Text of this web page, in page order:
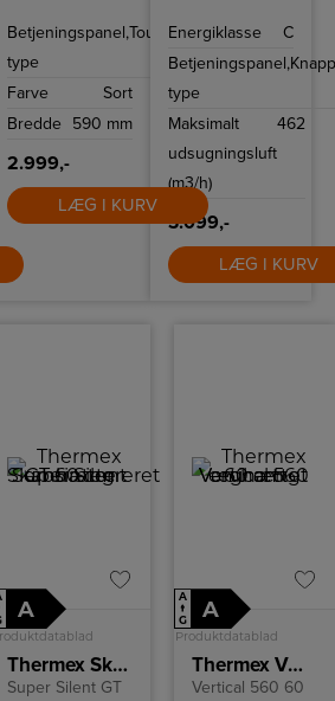
glas touch
børnesikring –
moderne køkken.
Betjeningspanel,
type
Touch
Farve
Sort
Bredde
590 mm
2.999,-
LÆG I KURV
Energiklasse
C
Betjeningspanel,
type
Maksimalt
udsugningsluft
(m3/h)
462
3.099,-
LÆG I KURV
A
Thermex Skabsintegreret emhætte
Super Silent GT
A
↑
G
A
Produktdatablad
Thermex Væghængt emhætte cm
Vertical 560 60